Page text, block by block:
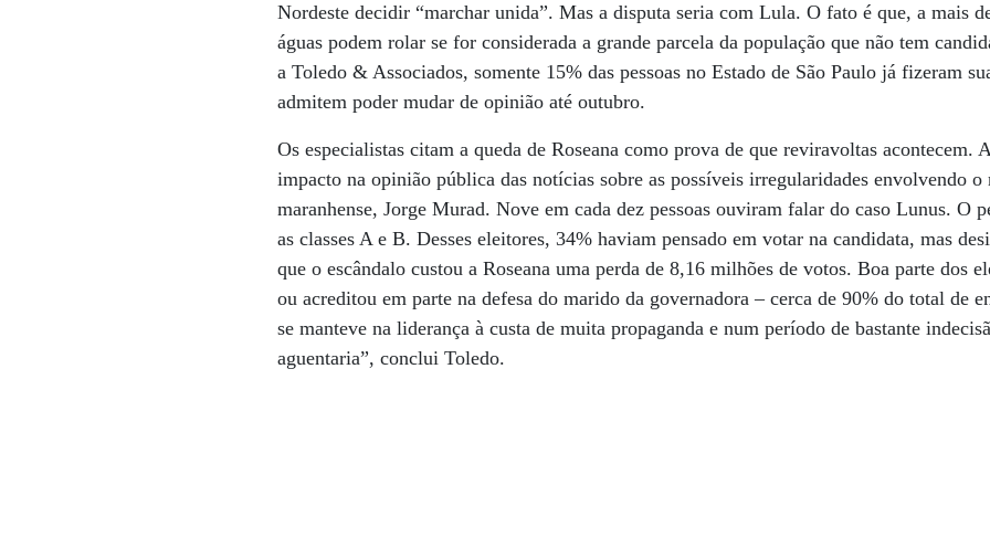
Nordeste decidir “marchar unida”. Mas a disputa seria com Lula. O fato é que, a mais
águas podem rolar se for considerada a grande parcela da população que não tem
a Toledo & Associados, somente 15% das pessoas no Estado de São Paulo já fizeram
admitem poder mudar de opinião até outubro.
Os especialistas citam a queda de Roseana como prova de que reviravoltas acontecem.
impacto na opinião pública das notícias sobre as possíveis irregularidades envolvendo o
maranhense, Jorge Murad. Nove em cada dez pessoas ouviram falar do caso Lunus. O
as classes A e B. Desses eleitores, 34% haviam pensado em votar na candidata, mas
que o escândalo custou a Roseana uma perda de 8,16 milhões de votos. Boa parte dos
ou acreditou em parte na defesa do marido da governadora – cerca de 90% do total de
se manteve na liderança à custa de muita propaganda e num período de bastante
aguentaria”, conclui Toledo.